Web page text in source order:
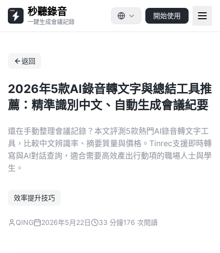
秒聽錄音
一鍵生成會議記錄
開始使用
返回
2026年5款AI錄音轉文字與總結工具推
薦：精準識別中文、自動生成會議紀要
還在手動整理會議記錄？本文評測5款熱門AI錄音轉文字工
具，比較中文辨識率、摘要質量與價格。Tinrec支援即時轉
寫與AI對話查詢，適合需要高效產出行動項的職場人士與學
生。
效率提升技巧
QING 2026年5月22日 33 分鐘176 次閱讀